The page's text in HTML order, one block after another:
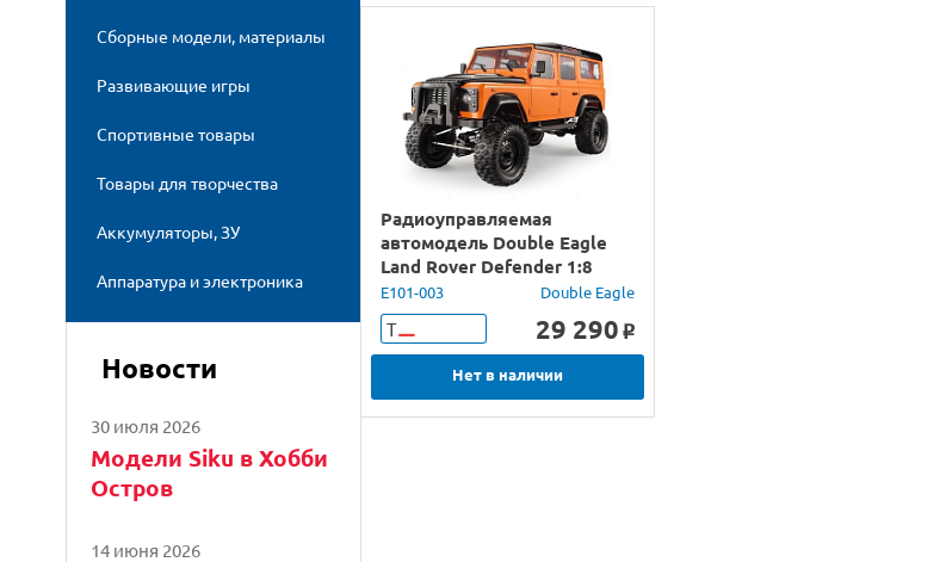
Сборные модели, материалы
Развивающие игры
Спортивные товары
Товары для творчества
Аккумуляторы, ЗУ
Аппаратура и электроника
Новости
30 июля 2026
Модели Siku в Хобби
Остров
14 июня 2026
Радиоуправляемая
автомодель Double Eagle
Land Rover Defender 1:8
4WD 2.4G
E101-003 Double Eagle
Т 29 290 o
Нет в наличии